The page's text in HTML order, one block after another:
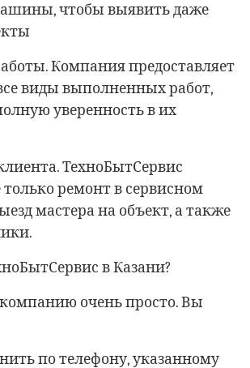
чтобы выявить даже
Компания предоставляет
виды выполненных работ,
уверенность в их
ТехноБытСервис
только ремонт в сервисном
мастера на объект, а также
в Казани?
очень просто. Вы
по телефону, указанному